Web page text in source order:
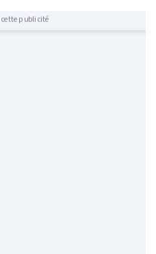
cette publicité